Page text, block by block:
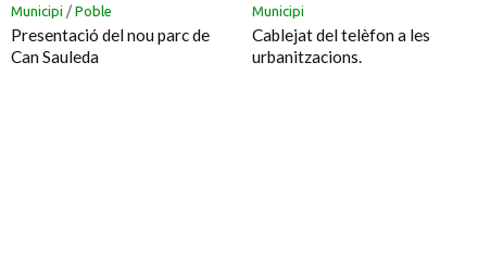
Municipi /Poble
Presentació del nou parc de
Can Sauleda
Municipi
Cablejat del telèfon a les
urbanitzacions.